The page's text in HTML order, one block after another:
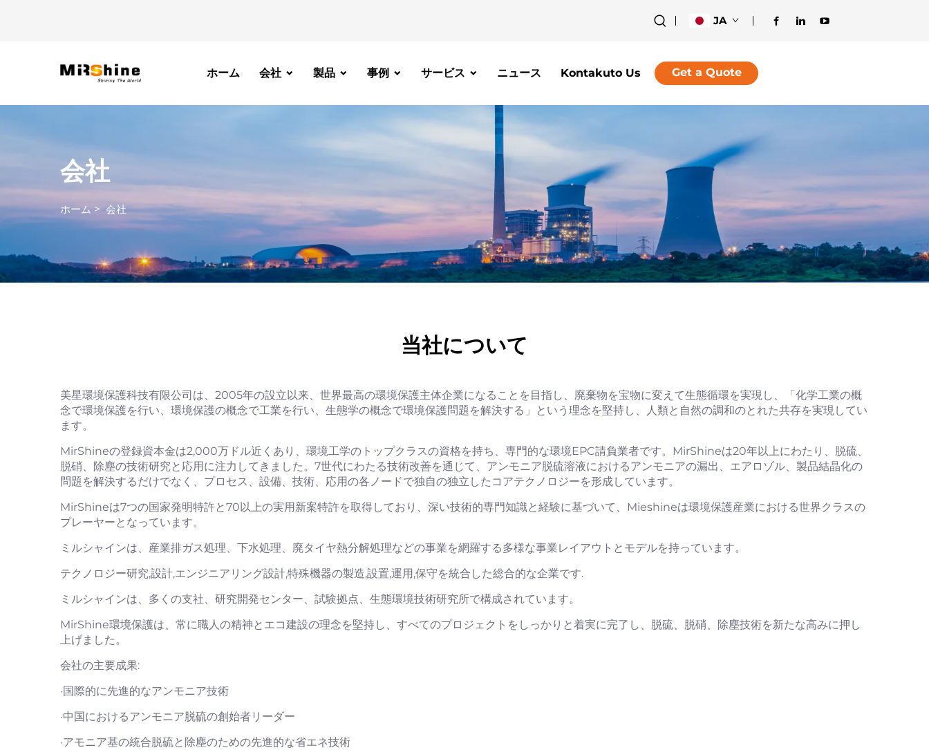
JA
ホーム 会社 製品 事例 サービス ニュース Kontakuto Us Get a Quote
会社
ホーム >会社
当社について
美星環境保護科技有限公司は、2005年の設立以来、世界最高の環境保護主体企業になることを目指し、廃棄物を宝物に変えて生態循環を実現し、「化学工業の概
念で環境保護を行い、環境保護の概念で工業を行い、生態学の概念で環境保護問題を解決する」という理念を堅持し、人類と自然の調和のとれた共存を実現してい
ます。
MirShineの登録資本金は2,000万ドル近くあり、環境工学のトップクラスの資格を持ち、専門的な環境EPC請負業者です。MirShineは20年以上にわたり、脱硫、
脱硝、除塵の技術研究と応用に注力してきました。7世代にわたる技術改善を通じて、アンモニア脱硫溶液におけるアンモニアの漏出、エアロゾル、製品結晶化の
問題を解決するだけでなく、プロセス、設備、技術、応用の各ノードで独自の独立したコアテクノロジーを形成しています。
MirShineは7つの国家発明特許と70以上の実用新案特許を取得しており、深い技術的専門知識と経験に基づいて、Mieshineは環境保護産業における世界クラスの
プレーヤーとなっています。
ミルシャインは、産業排ガス処理、下水処理、廃タイヤ熱分解処理などの事業を網羅する多様な事業レイアウトとモデルを持っています。
テクノロジー研究,設計,エンジニアリング設計,特殊機器の製造,設置,運用,保守を統合した総合的な企業です.
ミルシャインは、多くの支社、研究開発センター、試験拠点、生態環境技術研究所で構成されています。
MirShine環境保護は、常に職人の精神とエコ建設の理念を堅持し、すべてのプロジェクトをしっかりと着実に完了し、脱硫、脱硝、除塵技術を新たな高みに押し
上げました。
会社の主要成果:
·国際的に先進的なアンモニア技術
·中国におけるアンモニア脱硫の創始者リーダー
·アモニア基の統合脱硫と除塵のための先進的な省エネ技術